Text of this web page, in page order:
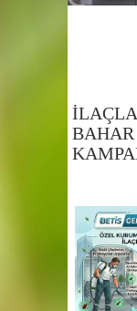
Kendini
herkese
BAHAR